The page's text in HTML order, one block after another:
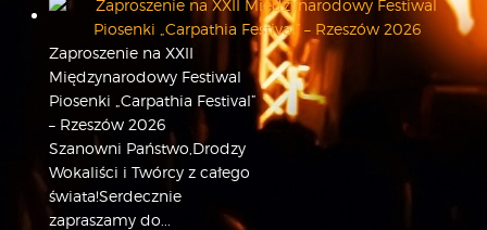
Zaproszenie na XXII
Międzynarodowy Festiwal
Piosenki „Carpathia Festival”
– Rzeszów 2026
Szanowni Państwo,Drodzy
Wokaliści i Twórcy z całego
świata!Serdecznie
zapraszamy do...